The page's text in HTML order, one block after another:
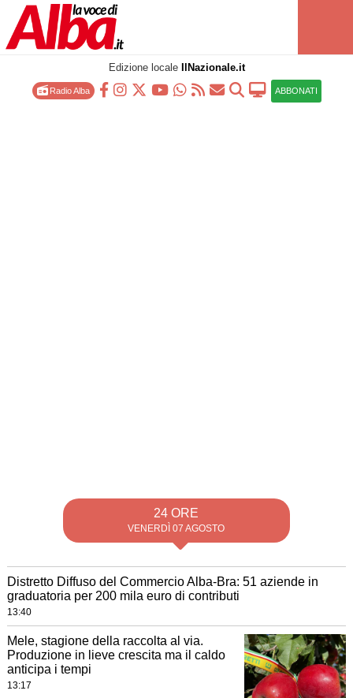
Edizione locale IlNazionale.it
Radio Alba ABBONATI
24 ORE
VENERDÌ 07 AGOSTO
Distretto Diffuso del Commercio Alba-Bra: 51 aziende in
graduatoria per 200 mila euro di contributi
13:40
Mele, stagione della raccolta al via.
Produzione in lieve crescita ma il caldo
anticipa i tempi
13:17